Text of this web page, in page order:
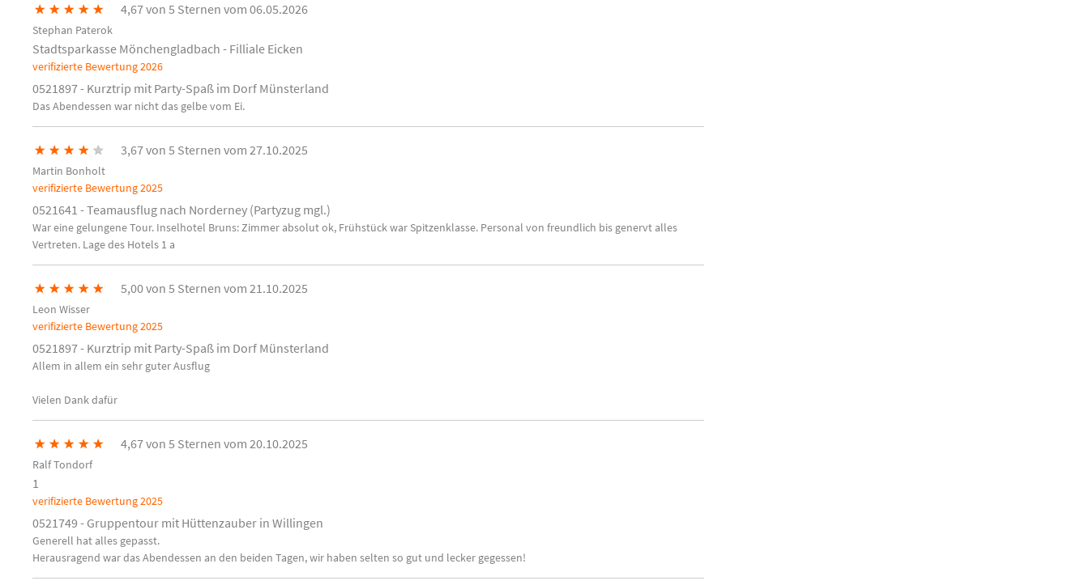
★ ★ ★ ★ ★ 4,67 von 5 Sternen vom 06.05.2026
Stephan Paterok
Stadtsparkasse Mönchengladbach - Filliale Eicken
verifizierte Bewertung2026
0521897 - Kurztrip mit Party-Spaß im Dorf Münsterland
Das Abendessen war nicht das gelbe vom Ei.
★ ★ ★ ★ ★ 3,67 von 5 Sternen vom 27.10.2025
Martin Bonholt
verifizierte Bewertung2025
0521641 - Teamausflug nach Norderney (Partyzug mgl.)
War eine gelungene Tour. Inselhotel Bruns: Zimmer absolut ok, Frühstück war Spitzenklasse. Personal von freundlich bis genervt alles
Vertreten. Lage des Hotels 1 a
★ ★ ★ ★ ★ 5,00 von 5 Sternen vom 21.10.2025
Leon Wisser
verifizierte Bewertung2025
0521897 - Kurztrip mit Party-Spaß im Dorf Münsterland
Allem in allem ein sehr guter Ausflug
Vielen Dank dafür
★ ★ ★ ★ ★ 4,67 von 5 Sternen vom 20.10.2025
Ralf Tondorf
1
verifizierte Bewertung2025
0521749 - Gruppentour mit Hüttenzauber in Willingen
Generell hat alles gepasst.
Herausragend war das Abendessen an den beiden Tagen, wir haben selten so gut und lecker gegessen!